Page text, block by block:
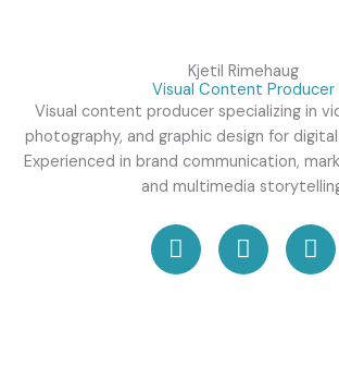
Kjetil Rimehaug
Visual Content Producer
Visual content producer specializing in
photography, and graphic design for
Experienced in brand communication,
and multimedia
L
i
n
I
n
s
G
i
t